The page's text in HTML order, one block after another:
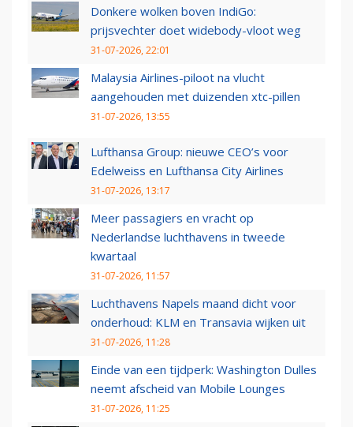
Donkere wolken boven IndiGo:
prijsvechter doet widebody-vloot weg
31-07-2026, 22:01
Malaysia Airlines-piloot na vlucht
aangehouden met duizenden xtc-pillen
31-07-2026, 13:55
Lufthansa Group: nieuwe CEO’s voor
Edelweiss en Lufthansa City Airlines
31-07-2026, 13:17
Meer passagiers en vracht op
Nederlandse luchthavens in tweede
kwartaal
31-07-2026, 11:57
Luchthavens Napels maand dicht voor
onderhoud: KLM en Transavia wijken uit
31-07-2026, 11:28
Einde van een tijdperk: Washington Dulles
neemt afscheid van Mobile Lounges
31-07-2026, 11:25